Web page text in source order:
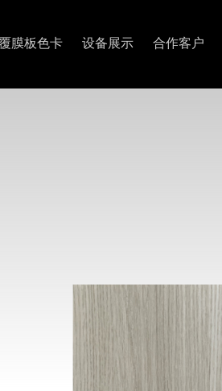
膜板色卡 设备展示 合作客户